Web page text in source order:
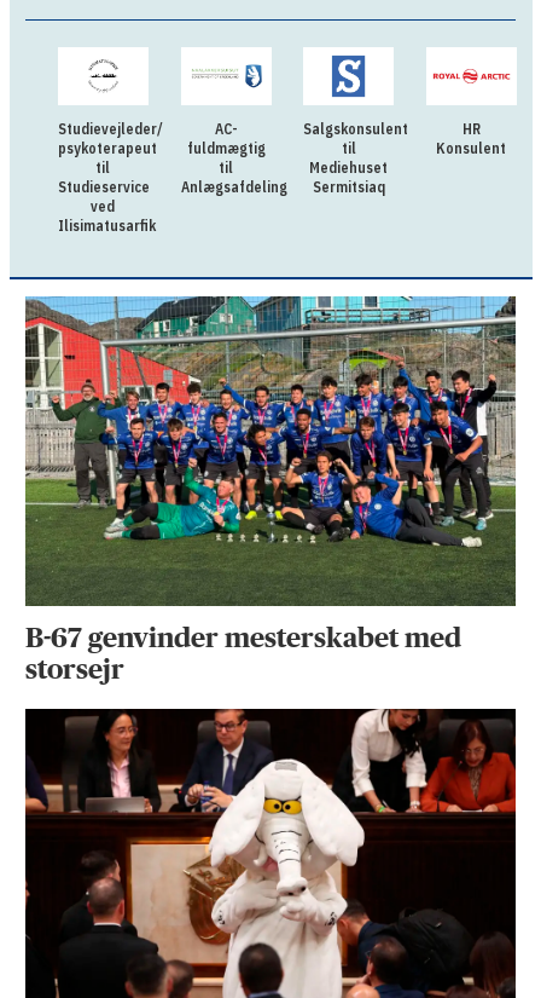
Studievejleder/
psykoterapeut
til
Studieservice
ved
Ilisimatusarfik
AC-
fuldmægtig
til
Anlægsafdelingen
Salgskonsulent
til
Mediehuset
Sermitsiaq
HR
Konsulent
B-67 genvinder mesterskabet med
storsejr